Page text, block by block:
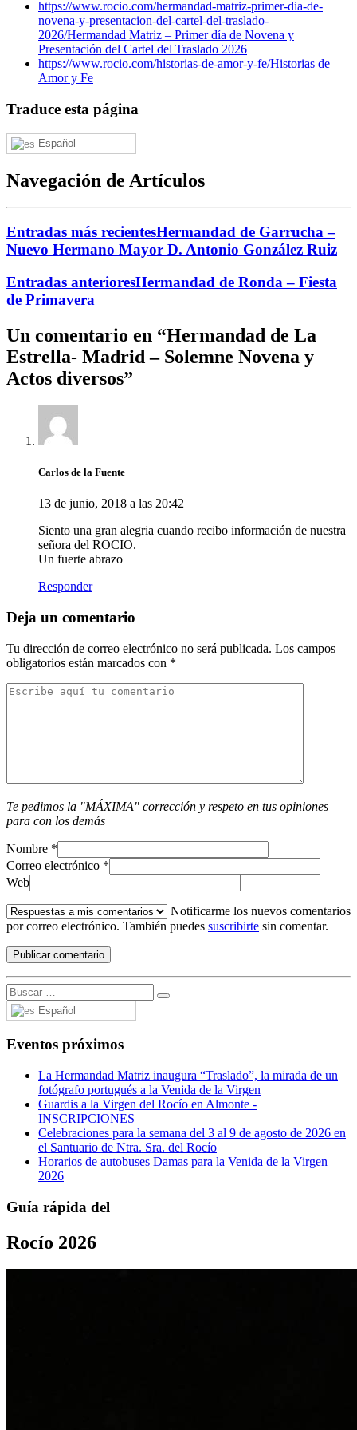
https://www.rocio.com/hermandad-matriz-primer-dia-de-
novena-y-presentacion-del-cartel-del-traslado-
2026/Hermandad Matriz – Primer día de Novena y
Presentación del Cartel del Traslado 2026
https://www.rocio.com/historias-de-amor-y-fe/Historias de
Amor y Fe
Traduce esta página
Español
Navegación de Artículos
Entradas más recientesHermandad de Garrucha –
Nuevo Hermano Mayor D. Antonio González Ruiz
Entradas anterioresHermandad de Ronda – Fiesta
de Primavera
Un comentario en “Hermandad de La
Estrella- Madrid – Solemne Novena y
Actos diversos”
Carlos de la Fuente
13 de junio, 2018 a las 20:42
Siento una gran alegria cuando recibo información de nuestra
señora del ROCIO.
Un fuerte abrazo
Responder
Deja un comentario
Tu dirección de correo electrónico no será publicada. Los campos
obligatorios están marcados con *
Te pedimos la "MÁXIMA" corrección y respeto en tus opiniones
para con los demás
Nombre *
Correo electrónico *
Web
Notificarme los nuevos comentarios
por correo electrónico. También puedes suscribirte sin comentar.
Español
Eventos próximos
La Hermandad Matriz inaugura “Traslado”, la mirada de un
fotógrafo portugués a la Venida de la Virgen
Guardis a la Virgen del Rocío en Almonte -
INSCRIPCIONES
Celebraciones para la semana del 3 al 9 de agosto de 2026 en
el Santuario de Ntra. Sra. del Rocío
Horarios de autobuses Damas para la Venida de la Virgen
2026
Guía rápida del
Rocío 2026